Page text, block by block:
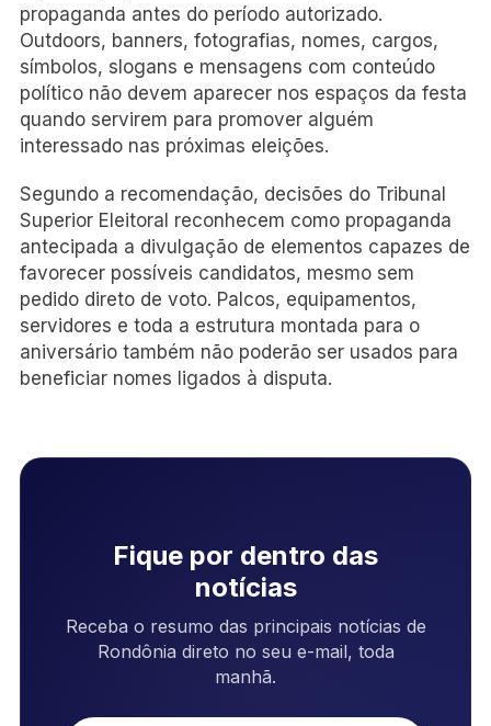
propaganda antes do período autorizado.
Outdoors, banners, fotografias, nomes, cargos,
símbolos, slogans e mensagens com conteúdo
político não devem aparecer nos espaços da festa
quando servirem para promover alguém
interessado nas próximas eleições.
Segundo a recomendação, decisões do Tribunal
Superior Eleitoral reconhecem como propaganda
antecipada a divulgação de elementos capazes de
favorecer possíveis candidatos, mesmo sem
pedido direto de voto. Palcos, equipamentos,
servidores e toda a estrutura montada para o
aniversário também não poderão ser usados para
beneficiar nomes ligados à disputa.
Fique por dentro das
notícias
Receba o resumo das principais notícias de
Rondônia direto no seu e-mail, toda
manhã.